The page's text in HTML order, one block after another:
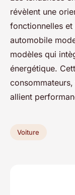
révèlent une
fonctionnelles
automobile
modèles qui
énergétique.
allient
Voiture